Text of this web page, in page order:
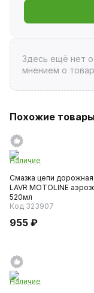
Здесь ещё нет
мнением о
Похожие товары
Наличие
Смазка цепи
LAVR MOTOLINE
520мл
Код 323907
955 ₽
Наличие